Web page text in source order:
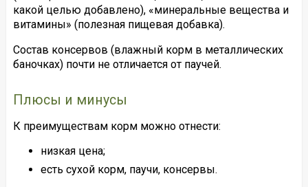
какой целью добавлено), «минеральные вещества и
витамины» (полезная пищевая добавка).
Состав консервов (влажный корм в металлических
баночках) почти не отличается от паучей.
Плюсы и минусы
К преимуществам корм можно отнести:
низкая цена;
есть сухой корм, паучи, консервы.